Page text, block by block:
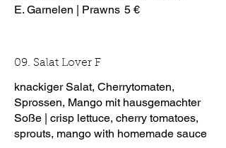
E. Garnelen | Prawns 5 €
09. Salat Lover F
knackiger Salat, Cherrytomaten,
Sprossen, Mango mit hausgemachter
Soße | crisp lettuce, cherry tomatoes,
sprouts, mango with homemade sauce